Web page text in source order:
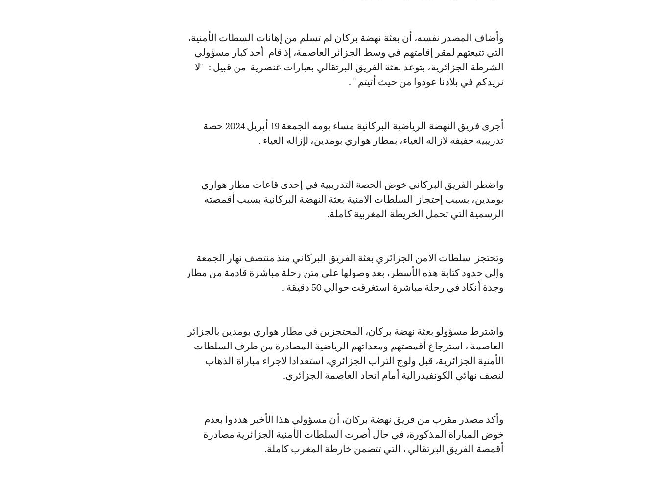
وأضاف المصدر نفسه، أن بعثة نهضة بركان لم تسلم من إهانات السطات الأمنية،
التي تتبعتهم لمقر إقامتهم في وسط الجزائر العاصمة، إذ قام أحد كبار مسؤولي
الشرطة الجزائرية، بتوعد بعثة الفريق البرتقالي بعبارات عنصرية من قبيل : "لا
نريدكم في بلادنا عودوا من حيث أتيتم " .
أجرى فريق النهضة الرياضية البركانية مساء يومه الجمعة 19 أبريل 2024 حصة
تدريبية خفيفة لازالة العياء، بمطار هواري بومدين، لإزالة العياء .
واضطر الفريق البركاني خوض الحصة التدريبية في إحدى قاعات مطار هواري
بومدين، بسبب إحتجاز السلطات الامنية بعثة النهضة البركانية بسبب أقمصته
الرسمية التي تحمل الخريطة المغربية كاملة.
وتحتجز سلطات الامن الجزائري بعثة الفريق البركاني منذ منتصف نهار الجمعة
وإلى حدود كتابة هذه الأسطر، بعد وصولها على متن رحلة مباشرة قادمة من مطار
وجدة أنكاد في رحلة مباشرة استغرقت حوالي 50 دقيقة .
واشترط مسؤولو بعثة نهضة بركان، المحتجزين في مطار هواري بومدين بالجزائر
العاصمة ، استرجاع أقمصتهم ومعداتهم الرياضية المصادرة من طرف السلطات
الأمنية الجزائرية، قبل ولوج التراب الجزائري، استعدادا لاجراء مباراة الذهاب
لنصف نهائي الكونفيدرالية أمام اتحاد العاصمة الجزائري.
وأكد مصدر مقرب من فريق نهضة بركان، أن مسؤولي هذا الأخير هددوا بعدم
خوض المباراة المذكورة، في حال أصرت السلطات الأمنية الجزائرية مصادرة
أقمصة الفريق البرتقالي ، التي تتضمن خارطة المغرب كاملة.